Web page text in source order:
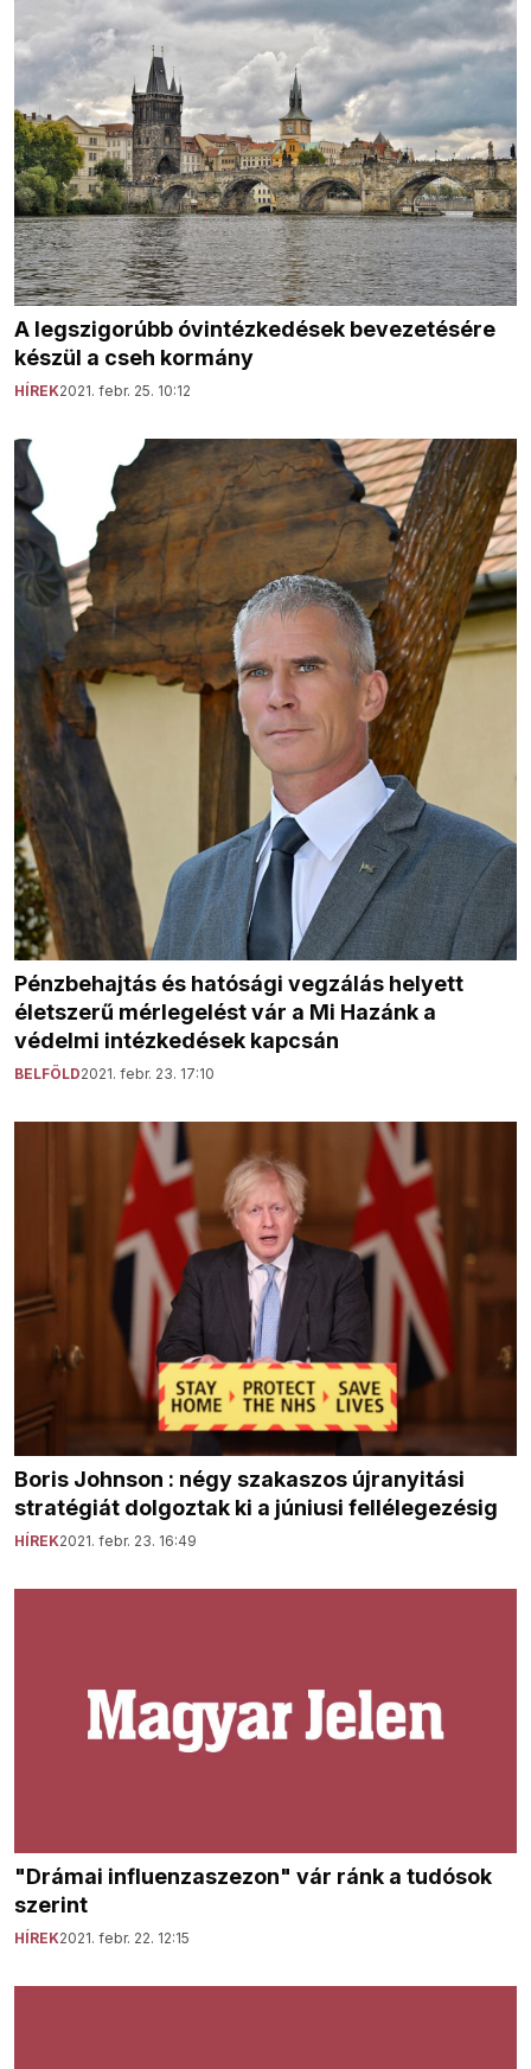
A legszigorúbb óvintézkedések bevezetésére
készül a cseh kormány
HÍREK2021. febr. 25. 10:12
Pénzbehajtás és hatósági vegzálás helyett
életszerű mérlegelést vár a Mi Hazánk a
védelmi intézkedések kapcsán
BELFÖLD2021. febr. 23. 17:10
Boris Johnson : négy szakaszos újranyitási
stratégiát dolgoztak ki a júniusi fellélegezésig
HÍREK2021. febr. 23. 16:49
"Drámai influenzaszezon" vár ránk a tudósok
szerint
HÍREK2021. febr. 22. 12:15